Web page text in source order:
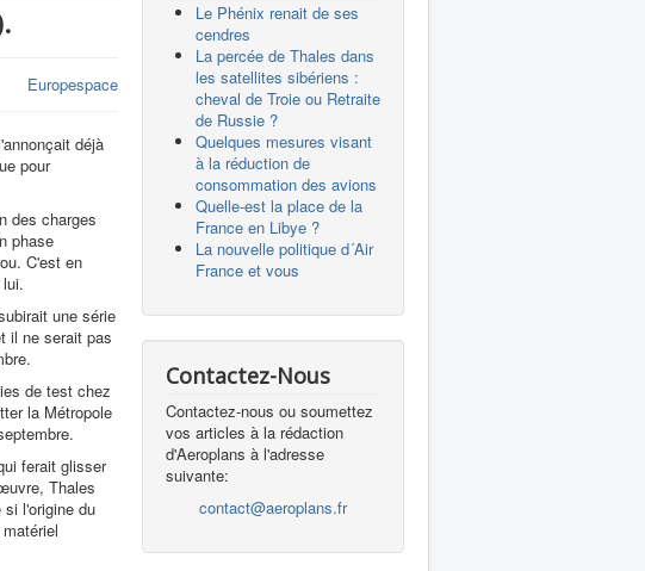
Europespace
déjà
pour
des charges
phase
C'est en
une série
il ne serait pas
de test chez
la Métropole
ferait glisser
Thales
l'origine du
Le Phénix renait de ses
cendres
La percée de Thales dans
les satellites sibériens :
cheval de Troie ou Retraite
de Russie ?
Quelques mesures visant
à la réduction de
consommation des avions
Quelle-est la place de la
France en Libye ?
La nouvelle politique d´Air
France et vous
Contactez-Nous
Contactez-nous ou soumettez
vos articles à la rédaction
d'Aeroplans à l'adresse
suivante:
contact@aeroplans.fr